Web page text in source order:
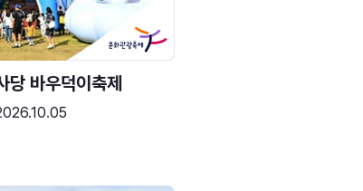
당 바우덕이축제